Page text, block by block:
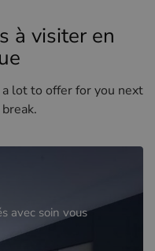
à visiter en
lot to offer for you next
avec soin vous